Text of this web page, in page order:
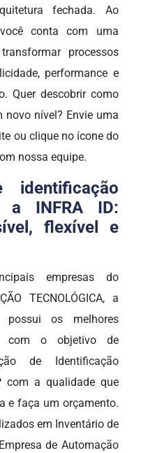
fechada. Ao
conta com uma
processos
performance e
Quer descobrir como
novo nível? Envie uma
ou clique no ícone do
nossa equipe.
identificação
a INFRA ID:
flexível e
empresas do
TECNOLÓGICA, a
possui os melhores
com o objetivo de
de Identificação
com a qualidade que
e faça um orçamento.
em Inventário de
de Automação